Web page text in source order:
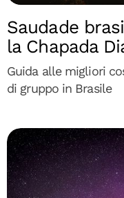
Saudade
la Chapada
Guida alle migliori
di gruppo in Brasile